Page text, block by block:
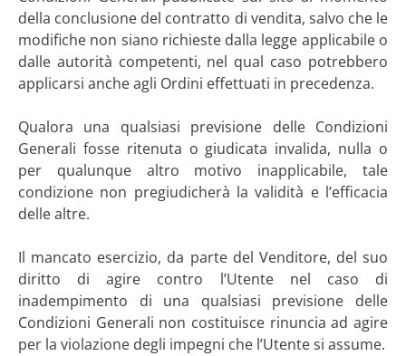
della conclusione del contratto di vendita, salvo che le
modifiche non siano richieste dalla legge applicabile o
dalle autorità competenti, nel qual caso potrebbero
applicarsi anche agli Ordini effettuati in precedenza.
Qualora una qualsiasi previsione delle Condizioni
Generali fosse ritenuta o giudicata invalida, nulla o
per qualunque altro motivo inapplicabile, tale
condizione non pregiudicherà la validità e l’efficacia
delle altre.
Il mancato esercizio, da parte del Venditore, del suo
diritto di agire contro l’Utente nel caso di
inadempimento di una qualsiasi previsione delle
Condizioni Generali non costituisce rinuncia ad agire
per la violazione degli impegni che l’Utente si assume.